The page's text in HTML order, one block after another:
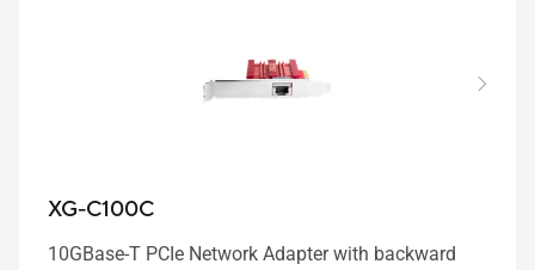
XG-C100C
10GBase-T PCIe Network Adapter with backward